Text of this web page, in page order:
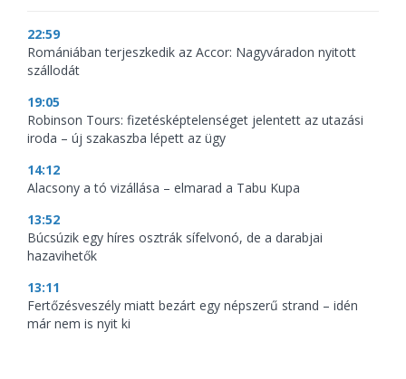
22:59
Romániában terjeszkedik az Accor: Nagyváradon nyitott
szállodát
19:05
Robinson Tours: fizetésképtelenséget jelentett az utazási
iroda – új szakaszba lépett az ügy
14:12
Alacsony a tó vizállása – elmarad a Tabu Kupa
13:52
Búcsúzik egy híres osztrák sífelvonó, de a darabjai
hazavihetők
13:11
Fertőzésveszély miatt bezárt egy népszerű strand – idén
már nem is nyit ki